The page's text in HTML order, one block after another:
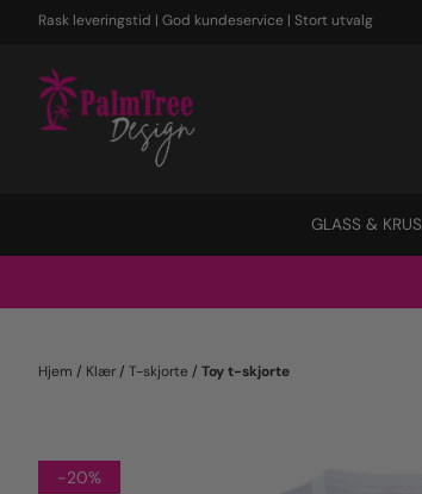
Hopp til innhold
Rask leveringstid | God kundeservice | Stort utvalg
GLASS & KRUS
Hjem / Klær / T-skjorte / Toy t-skjorte
-20%